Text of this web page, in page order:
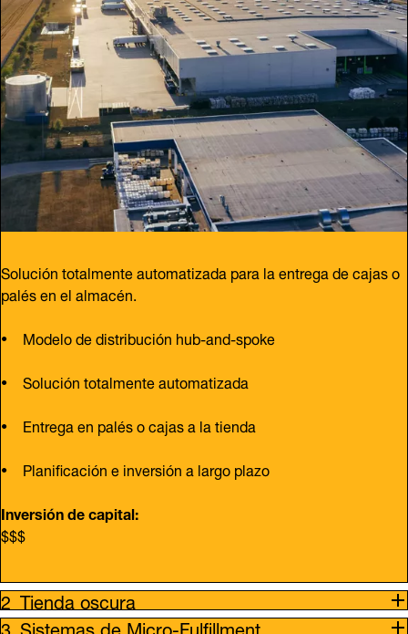
Solución totalmente automatizada para la entrega de cajas o
palés en el almacén.
Modelo de distribución hub-and-spoke
Solución totalmente automatizada
Entrega en palés o cajas a la tienda
Planificación e inversión a largo plazo
Inversión de capital:
$$$
Tienda oscura